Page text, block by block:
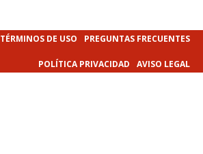
TÉRMINOS DE USO PREGUNTAS FRECUENTES
POLÍTICA PRIVACIDAD AVISO LEGAL